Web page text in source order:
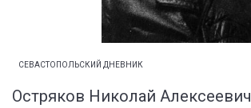
СЕВАСТОПОЛЬСКИЙ ДНЕВНИК
Остряков Николай Алексеевич